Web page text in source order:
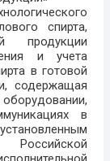
спирта,
продукции
и учета
в готовой
содержащая
в
Российской